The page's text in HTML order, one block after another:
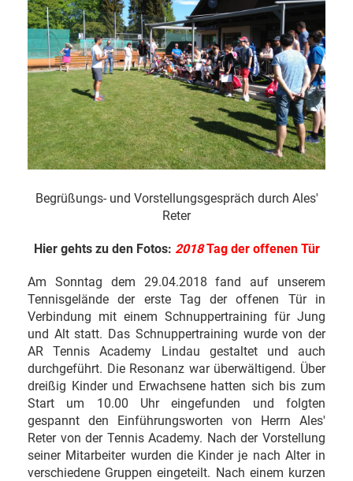
Begrüßungs- und Vorstellungsgespräch durch Ales'
Reter
Hier gehts zu den Fotos: 2018Tag der offenen Tür
Am Sonntag dem 29.04.2018 fand auf unserem
Tennisgelände der erste Tag der offenen Tür in
Verbindung mit einem Schnuppertraining für Jung
und Alt statt. Das Schnuppertraining wurde von der
AR Tennis Academy Lindau gestaltet und auch
durchgeführt. Die Resonanz war überwältigend. Über
dreißig Kinder und Erwachsene hatten sich bis zum
Start um 10.00 Uhr eingefunden und folgten
gespannt den Einführungsworten von Herrn Ales'
Reter von der Tennis Academy. Nach der Vorstellung
seiner Mitarbeiter wurden die Kinder je nach Alter in
verschiedene Gruppen eingeteilt. Nach einem kurzen